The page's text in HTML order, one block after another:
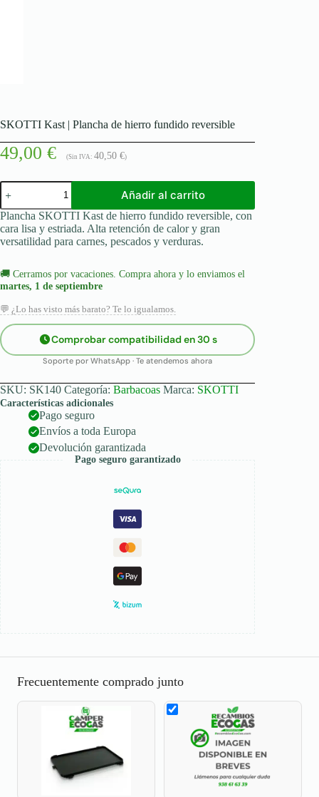
SKOTTI Kast | Plancha de hierro fundido reversible
49,00 € (Sin IVA: 40,50 €)
SKOTTI
Kast
|
Plancha
de
hierro
reversible
cantidad
Añadir al carrito
Plancha SKOTTI Kast de hierro fundido reversible, con
cara lisa y estriada. Alta retención de calor y gran
versatilidad para carnes, pescados y verduras.
🚚 Cerramos por vacaciones. Compra ahora y lo enviamos el
martes, 1 de septiembre
💬 ¿Lo has visto más barato? Te lo igualamos.
Comprobar compatibilidad en 30 s
Soporte por WhatsApp · Te atendemos ahora
SKU: SK140 Categoría: Barbacoas Marca: SKOTTI
Características adicionales
Pago seguro
Envíos a toda Europa
Devolución garantizada
Pago seguro garantizado
Frecuentemente comprado junto